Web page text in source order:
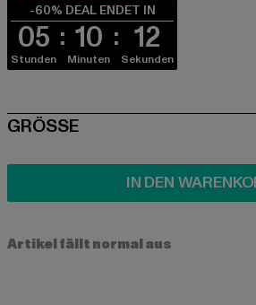
-60% DEAL ENDET IN
05
Stunden
10
Minuten
11
Sekunden
SIZE
GRÖSSE
IN DEN
Artikel fällt normal aus